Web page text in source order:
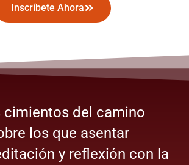
Inscríbete Ahora
cimientos del camino
los que asentar
y reflexión con la